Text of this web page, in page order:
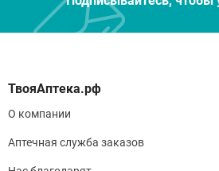
О компании
Аптечная служба заказов